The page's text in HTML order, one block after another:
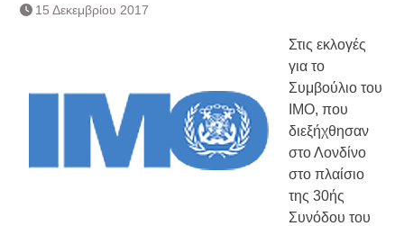
15 Δεκεμβρίου 2017
Στις εκλογές
για το
Συμβούλιο του
ΙΜΟ, που
διεξήχθησαν
στο Λονδίνο
στο πλαίσιο
της 30ής
Συνόδου του